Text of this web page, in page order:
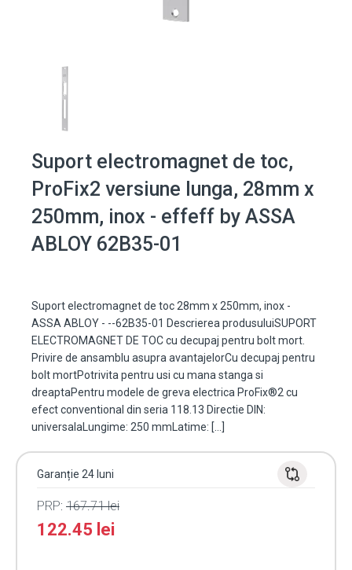
Suport electromagnet de toc,
ProFix2 versiune lunga, 28mm x
250mm, inox - effeff by ASSA
ABLOY 62B35-01
Suport electromagnet de toc 28mm x 250mm, inox -
ASSA ABLOY - --62B35-01 Descrierea produsuluiSUPORT
ELECTROMAGNET DE TOC cu decupaj pentru bolt mort.
Privire de ansamblu asupra avantajelorCu decupaj pentru
bolt mortPotrivita pentru usi cu mana stanga si
dreaptaPentru modele de greva electrica ProFix®2 cu
efect conventional din seria 118.13 Directie DIN:
universalaLungime: 250 mmLatime: […]
Garanție 24 luni
PRP: 167.71lei
122.45 lei